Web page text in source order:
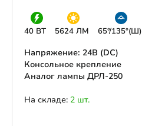
40 ВТ 5624 ЛМ 65°/135°(Ш)
Напряжение: 24В (DС)
Консольное крепление
Аналог лампы ДРЛ-250
На складе: 2 шт.